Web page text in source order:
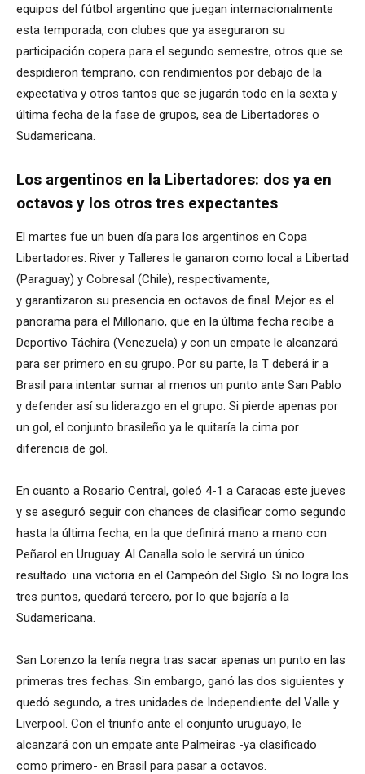
equipos del fútbol argentino que juegan internacionalmente
esta temporada, con clubes que ya aseguraron su
participación copera para el segundo semestre, otros que se
despidieron temprano, con rendimientos por debajo de la
expectativa y otros tantos que se jugarán todo en la sexta y
última fecha de la fase de grupos, sea de Libertadores o
Sudamericana.
Los argentinos en la Libertadores: dos ya en
octavos y los otros tres expectantes
El martes fue un buen día para los argentinos en Copa
Libertadores: River y Talleres le ganaron como local a Libertad
(Paraguay) y Cobresal (Chile), respectivamente,
y garantizaron su presencia en octavos de final. Mejor es el
panorama para el Millonario, que en la última fecha recibe a
Deportivo Táchira (Venezuela) y con un empate le alcanzará
para ser primero en su grupo. Por su parte, la T deberá ir a
Brasil para intentar sumar al menos un punto ante San Pablo
y defender así su liderazgo en el grupo. Si pierde apenas por
un gol, el conjunto brasileño ya le quitaría la cima por
diferencia de gol.
En cuanto a Rosario Central, goleó 4-1 a Caracas este jueves
y se aseguró seguir con chances de clasificar como segundo
hasta la última fecha, en la que definirá mano a mano con
Peñarol en Uruguay. Al Canalla solo le servirá un único
resultado: una victoria en el Campeón del Siglo. Si no logra los
tres puntos, quedará tercero, por lo que bajaría a la
Sudamericana.
San Lorenzo la tenía negra tras sacar apenas un punto en las
primeras tres fechas. Sin embargo, ganó las dos siguientes y
quedó segundo, a tres unidades de Independiente del Valle y
Liverpool. Con el triunfo ante el conjunto uruguayo, le
alcanzará con un empate ante Palmeiras -ya clasificado
como primero- en Brasil para pasar a octavos.